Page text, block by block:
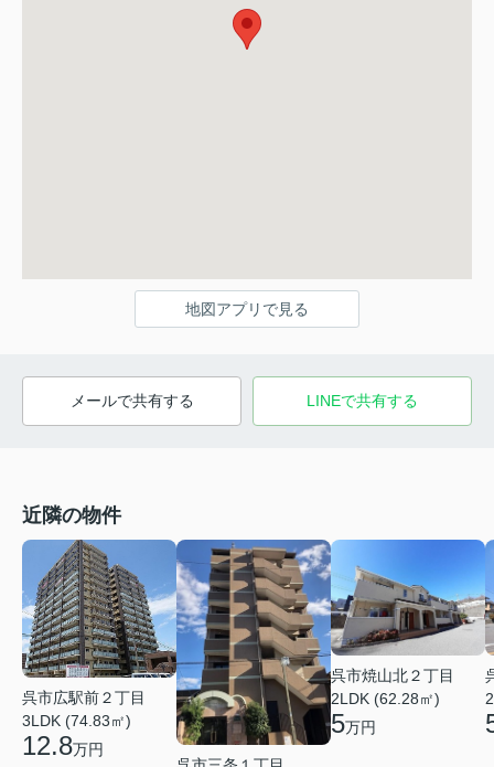
地図アプリで見る
メールで共有する LINEで共有する
近隣の物件
呉市広駅前２丁目
3LDK (74.83㎡)
12.8万円
呉市焼山北２丁目
2LDK (62.28㎡)
5万円